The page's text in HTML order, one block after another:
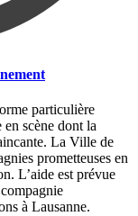
particulière
en scène dont la
La Ville de
prometteuses en
L’aide est prévue
à Lausanne.